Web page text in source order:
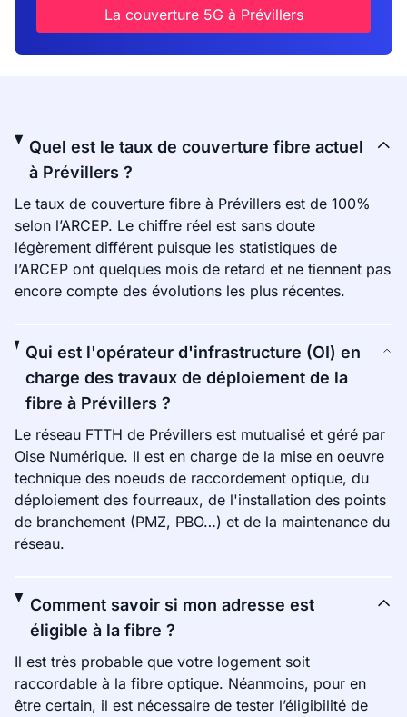
La couverture 5G à Prévillers
Quel est le taux de couverture fibre actuel
à Prévillers ?
Le taux de couverture fibre à Prévillers est de 100%
selon l’ARCEP. Le chiffre réel est sans doute
légèrement différent puisque les statistiques de
l’ARCEP ont quelques mois de retard et ne tiennent pas
encore compte des évolutions les plus récentes.
Qui est l'opérateur d'infrastructure (OI) en
charge des travaux de déploiement de la
fibre à Prévillers ?
Le réseau FTTH de Prévillers est mutualisé et géré par
Oise Numérique. Il est en charge de la mise en oeuvre
technique des noeuds de raccordement optique, du
déploiement des fourreaux, de l'installation des points
de branchement (PMZ, PBO…) et de la maintenance du
réseau.
Comment savoir si mon adresse est
éligible à la fibre ?
Il est très probable que votre logement soit
raccordable à la fibre optique. Néanmoins, pour en
être certain, il est nécessaire de tester l’éligibilité de